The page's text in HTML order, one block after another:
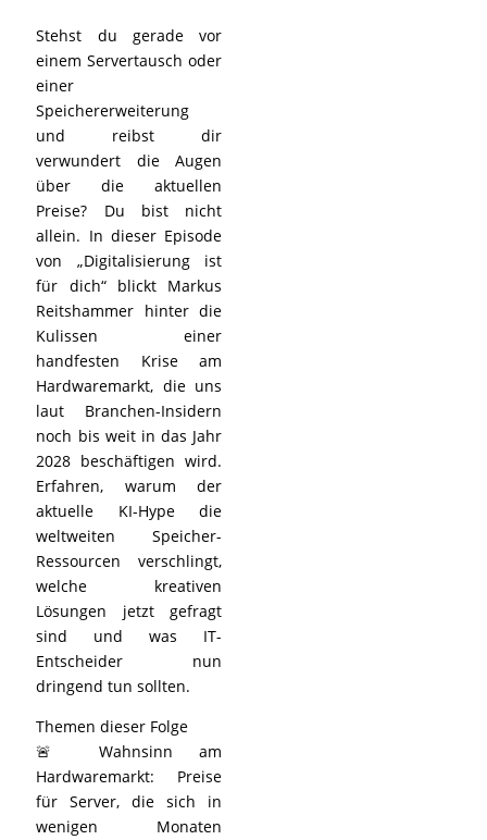
Stehst du gerade vor
einem Servertausch oder
einer
Speichererweiterung
und reibst dir
verwundert die Augen
über die aktuellen
Preise? Du bist nicht
allein. In dieser Episode
von „Digitalisierung ist
für dich“ blickt Markus
Reitshammer hinter die
Kulissen einer
handfesten Krise am
Hardwaremarkt, die uns
laut Branchen-Insidern
noch bis weit in das Jahr
2028 beschäftigen wird.
Erfahren, warum der
aktuelle KI-Hype die
weltweiten Speicher-
Ressourcen verschlingt,
welche kreativen
Lösungen jetzt gefragt
sind und was IT-
Entscheider nun
dringend tun sollten.
Themen dieser Folge
🚨 Wahnsinn am
Hardwaremarkt: Preise
für Server, die sich in
wenigen Monaten